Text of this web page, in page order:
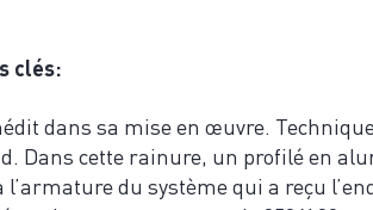
clés:
dans sa mise en œuvre.
Dans cette rainure, un profilé en
l’armature du système qui a reçu